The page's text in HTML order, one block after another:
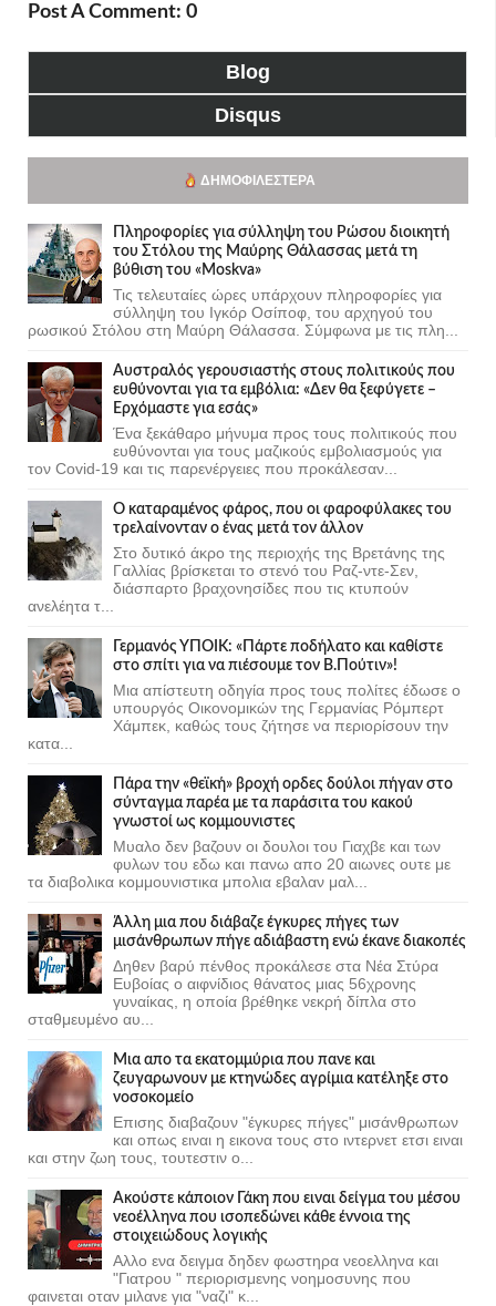
Post A Comment: 0
Blog
Disqus
ΔΗΜΟΦΙΛΈΣΤΕΡΑ
Πληροφορίες για σύλληψη του Ρώσου διοικητή
του Στόλου της Mαύρης Θάλασσας μετά τη
βύθιση του «Moskva»
Τις τελευταίες ώρες υπάρχουν πληροφορίες για
σύλληψη του Ιγκόρ Οσίποφ, του αρχηγού του
ρωσικού Στόλου στη Μαύρη Θάλασσα. Σύμφωνα με τις πλη...
Αυστραλός γερουσιαστής στους πολιτικούς που
ευθύνονται για τα εμβόλια: «Δεν θα ξεφύγετε –
Ερχόμαστε για εσάς»
Ένα ξεκάθαρο μήνυμα προς τους πολιτικούς που
ευθύνονται για τους μαζικούς εμβολιασμούς για
τον Covid-19 και τις παρενέργειες που προκάλεσαν...
Ο καταραμένος φάρος, που οι φαροφύλακες του
τρελαίνονταν ο ένας μετά τον άλλον
Στο δυτικό άκρο της περιοχής της Βρετάνης της
Γαλλίας βρίσκεται το στενό του Ραζ-ντε-Σεν,
διάσπαρτο βραχονησίδες που τις κτυπούν
ανελέητα τ...
Γερμανός ΥΠΟΙΚ: «Πάρτε ποδήλατο και καθίστε
στο σπίτι για να πιέσουμε τον Β.Πούτιν»!
Μια απίστευτη οδηγία προς τους πολίτες έδωσε ο
υπουργός Οικονομικών της Γερμανίας Ρόμπερτ
Χάμπεκ, καθώς τους ζήτησε να περιορίσουν την
κατα...
Πάρα την «θεϊκή» βροχή ορδες δούλοι πήγαν στο
σύνταγμα παρέα με τα παράσιτα του κακού
γνωστοί ως κομμουνιστες
Μυαλο δεν βαζουν οι δουλοι του Γιαχβε και των
φυλων του εδω και πανω απο 20 αιωνες ουτε με
τα διαβολικα κομμουνιστικα μπολια εβαλαν μαλ...
Άλλη μια που διάβαζε έγκυρες πήγες των
μισάνθρωπων πήγε αδιάβαστη ενώ έκανε διακοπές
Δηθεν βαρύ πένθος προκάλεσε στα Νέα Στύρα
Ευβοίας ο αιφνίδιος θάνατος μιας 56χρονης
γυναίκας, η οποία βρέθηκε νεκρή δίπλα στο
σταθμευμένο αυ...
Μια απο τα εκατομμύρια που πανε και
ζευγαρωνουν με κτηνώδες αγρίμια κατέληξε στο
νοσοκομείο
Επισης διαβαζουν "έγκυρες πήγες" μισάνθρωπων
και οπως ειναι η εικονα τους στο ιντερνετ ετσι ειναι
και στην ζωη τους, τουτεστιν ο...
Ακούστε κάποιον Γάκη που ειναι δείγμα του μέσου
νεοέλληνα που ισοπεδώνει κάθε έννοια της
στοιχειώδους λογικής
Αλλο ενα δειγμα δηδεν φωστηρα νεοελληνα και
"Γιατρου " περιορισμενης νοημοσυνης που
φαινεται οταν μιλανε για "ναζι" κ...